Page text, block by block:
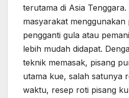
terutama di Asia
masyarakat menggunakan
pengganti gula atau
lebih mudah didapat.
teknik memasak, pisang
utama kue, salah satunya
waktu, resep roti pisang